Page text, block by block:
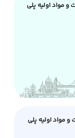
و مواد اولیه پلی
و مواد اولیه پلی